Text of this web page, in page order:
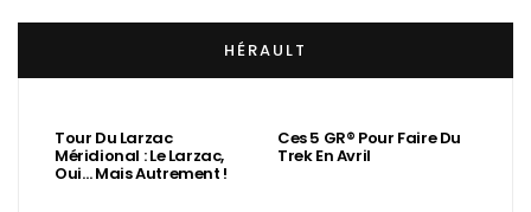
HÉRAULT
Tour Du Larzac
Méridional : Le Larzac,
Oui… Mais Autrement !
Ces 5 GR® Pour Faire Du
Trek En Avril